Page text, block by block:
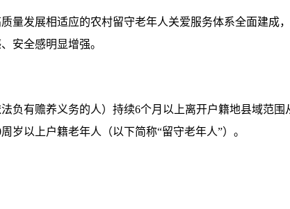
量发展相适应的农村留守老年人关爱服务体系全面建成
安全感明显增强。
负有赡养义务的人）持续6个月以上离开户籍地县域范
岁以上户籍老年人（以下简称“留守老年人”）。